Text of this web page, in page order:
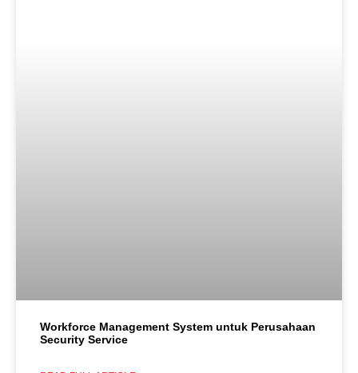
Workforce Management System untuk Perusahaan
Security Service